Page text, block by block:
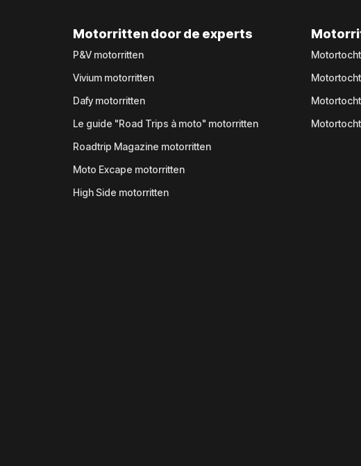
Motorritten door de experts
P&V motorritten
Vivium motorritten
Dafy motorritten
Le guide "Road Trips à moto" motorritten
Roadtrip Magazine motorritten
Moto Excape motorritten
High Side motorritten